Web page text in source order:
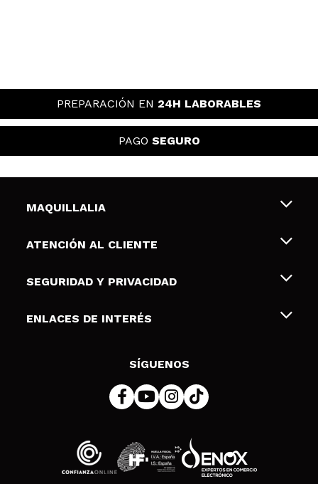
PREPARACIÓN EN 24H LABORABLES
PAGO SEGURO
MAQUILLALIA
Sobre nosotros
Tarjetas de Regalo
ATENCIÓN AL CLIENTE
Envíos y devoluciones
Formas de pago
SEGURIDAD Y PRIVACIDAD
Terminos y condiciones de uso
Política de cookies
ENLACES DE INTERÉS
SÍGUENOS